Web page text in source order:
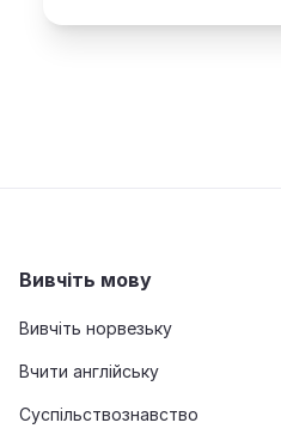
Вивчіть мову
Вивчіть норвезьку
Вчити англійську
Суспільствознавство